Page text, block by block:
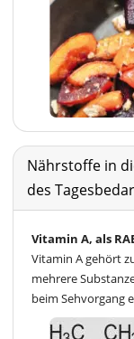
Nährstoffe in
des
Vitamin A, als
Vitamin A gehört
mehrere
beim Sehvorgang